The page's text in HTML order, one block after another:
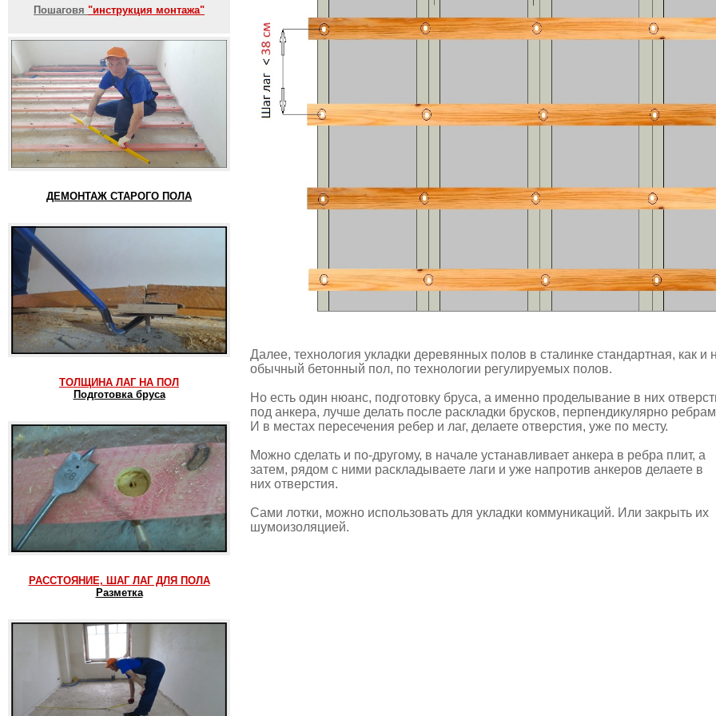
Пошаговя "инструкция монтажа"
ДЕМОНТАЖ СТАРОГО ПОЛА
ТОЛЩИНА ЛАГ НА ПОЛ
Подготовка бруса
РАССТОЯНИЕ, ШАГ ЛАГ ДЛЯ ПОЛА
Разметка
Далее, технология укладки деревянных полов в сталинке стандартная, как и
обычный бетонный пол, по технологии регулируемых полов.
Но есть один нюанс, подготовку бруса, а именно проделывание в них
под анкера, лучше делать после раскладки брусков, перпендикулярно
И в местах пересечения ребер и лаг, делаете отверстия, уже по месту.
Можно сделать и по-другому, в начале устанавливает анкера в ребра плит, а
затем, рядом с ними раскладываете лаги и уже напротив анкеров делаете в
них отверстия.
Сами лотки, можно использовать для укладки коммуникаций. Или закрыть их
шумоизоляцией.